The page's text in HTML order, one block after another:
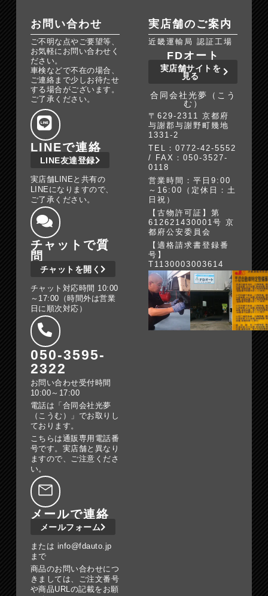
お問い合わせ
ご不明な点やご要望等、
お気軽にお問い合わせく
ださい。
車検などで不在の場合、
ご連絡まで少しお待たせ
する場合がございます。
ご了承ください。
LINEで連絡
LINE友達登録
実店舗LINEと共有の
LINEになりますので、
ご了承ください。
チャットで質
問
チャットを開く
チャット対応時間 10:00
～17:00（時間外は営業
日に順次対応）
050-3595-
2322
お問い合わせ受付時間
10:00～17:00
電話は「合同会社光夢
（こうむ）」でお取りし
ております。
こちらは通販専用電話番
号です。実店舗と異なり
ますので、ご注意くださ
い。
メールで連絡
メールフォーム
または info@fdauto.jp
まで
商品のお問い合わせにつ
きましては、ご注文番号
や商品URLの記載をお願
実店舗のご案内
近畿運輸局 認証工場
FDオート
実店舗サイトを
見る
合同会社光夢（こう
む）
〒629-2311 京都府
与謝郡与謝野町幾地
1331-2
TEL：0772-42-5552
/ FAX：050-3527-
0118
営業時間：平日9:00
～16:00（定休日：土
日祝）
【古物許可証】第
612621430001号 京
都府公安委員会
【適格請求書登録番
号】
T1130003003614